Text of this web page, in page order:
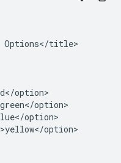
Options</title>
option>
option>
option>
option>